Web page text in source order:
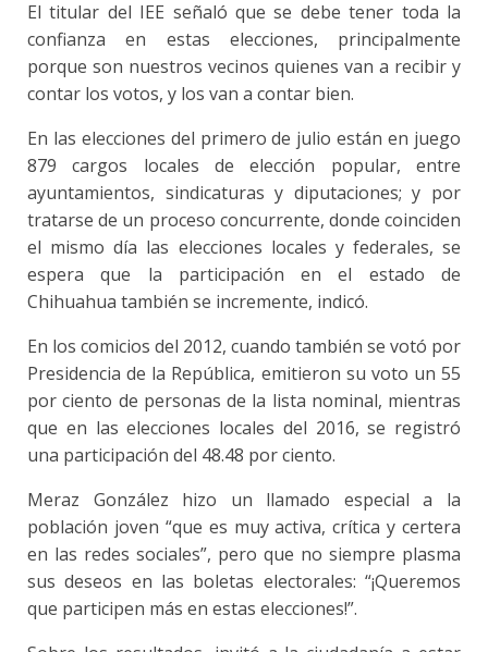
El titular del IEE señaló que se debe tener toda la
confianza en estas elecciones, principalmente
porque son nuestros vecinos quienes van a recibir y
contar los votos, y los van a contar bien.
En las elecciones del primero de julio están en juego
879 cargos locales de elección popular, entre
ayuntamientos, sindicaturas y diputaciones; y por
tratarse de un proceso concurrente, donde coinciden
el mismo día las elecciones locales y federales, se
espera que la participación en el estado de
Chihuahua también se incremente, indicó.
En los comicios del 2012, cuando también se votó por
Presidencia de la República, emitieron su voto un 55
por ciento de personas de la lista nominal, mientras
que en las elecciones locales del 2016, se registró
una participación del 48.48 por ciento.
Meraz González hizo un llamado especial a la
población joven “que es muy activa, crítica y certera
en las redes sociales”, pero que no siempre plasma
sus deseos en las boletas electorales: “¡Queremos
que participen más en estas elecciones!”.